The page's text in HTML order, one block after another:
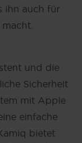
ihn auch für
und die
Sicherheit
mit Apple
einfache
bietet